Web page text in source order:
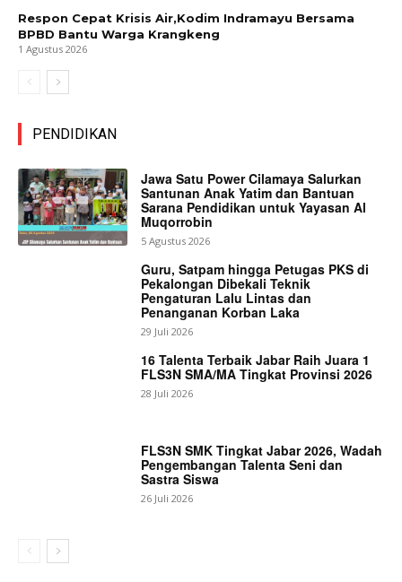
Respon Cepat Krisis Air,Kodim Indramayu Bersama
BPBD Bantu Warga Krangkeng
1 Agustus 2026
PENDIDIKAN
Jawa Satu Power Cilamaya Salurkan
Santunan Anak Yatim dan Bantuan
Sarana Pendidikan untuk Yayasan Al
Muqorrobin
5 Agustus 2026
Guru, Satpam hingga Petugas PKS di
Pekalongan Dibekali Teknik
Pengaturan Lalu Lintas dan
Penanganan Korban Laka
29 Juli 2026
16 Talenta Terbaik Jabar Raih Juara 1
FLS3N SMA/MA Tingkat Provinsi 2026
28 Juli 2026
FLS3N SMK Tingkat Jabar 2026, Wadah
Pengembangan Talenta Seni dan
Sastra Siswa
26 Juli 2026